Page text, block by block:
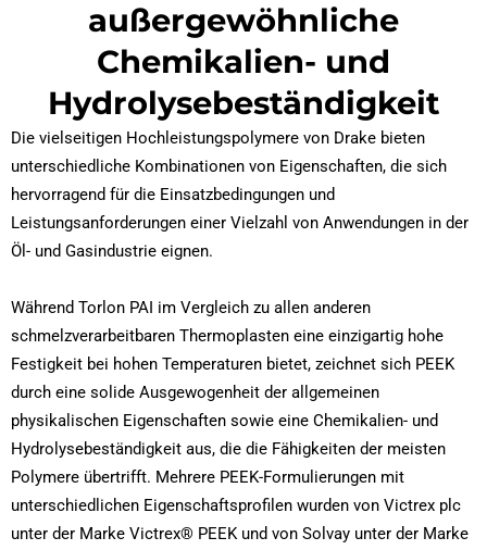
außergewöhnliche
Chemikalien- und
Hydrolysebeständigkeit
Die vielseitigen Hochleistungspolymere von Drake bieten
unterschiedliche Kombinationen von Eigenschaften, die sich
hervorragend für die Einsatzbedingungen und
Leistungsanforderungen einer Vielzahl von Anwendungen in der
Öl- und Gasindustrie eignen.
Während Torlon PAI im Vergleich zu allen anderen
schmelzverarbeitbaren Thermoplasten eine einzigartig hohe
Festigkeit bei hohen Temperaturen bietet, zeichnet sich PEEK
durch eine solide Ausgewogenheit der allgemeinen
physikalischen Eigenschaften sowie eine Chemikalien- und
Hydrolysebeständigkeit aus, die die Fähigkeiten der meisten
Polymere übertrifft. Mehrere PEEK-Formulierungen mit
unterschiedlichen Eigenschaftsprofilen wurden von Victrex plc
unter der Marke Victrex® PEEK und von Solvay unter der Marke